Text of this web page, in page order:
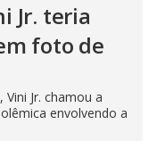
Jr. teria
foto de
Jr. chamou a
envolvendo a